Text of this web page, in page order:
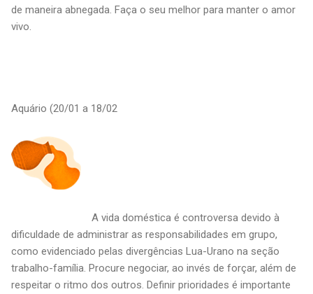
de maneira abnegada. Faça o seu melhor para manter o amor
vivo.
Aquário (20/01 a 18/02
A vida doméstica é controversa devido à
dificuldade de administrar as responsabilidades em grupo,
como evidenciado pelas divergências Lua-Urano na seção
trabalho-família. Procure negociar, ao invés de forçar, além de
respeitar o ritmo dos outros. Definir prioridades é importante